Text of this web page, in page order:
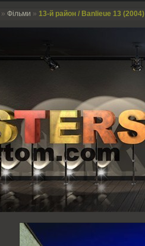
» Фільми » 13-й район / Banlieue 13 (2004)